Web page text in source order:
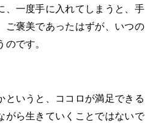
、一度手に入れてしまうと、手
ご褒美であったはずが、いつの
です。
というと、ココロが満足できる
がら生きていくことではないで